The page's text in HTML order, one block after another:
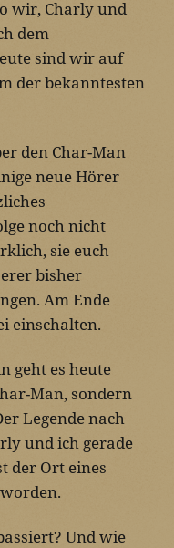
wir, Charly und
dem
sind wir auf
der bekanntesten
den Char-Man
neue Hörer
noch nicht
sie euch
bisher
Am Ende
einschalten.
geht es heute
Man, sondern
Legende nach
und ich gerade
der Ort eines
Und wie